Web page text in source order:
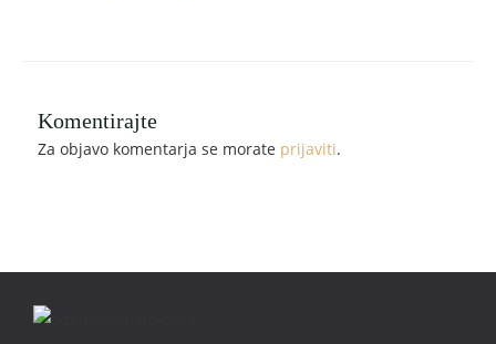
Komentirajte
Za objavo komentarja se morate prijaviti.